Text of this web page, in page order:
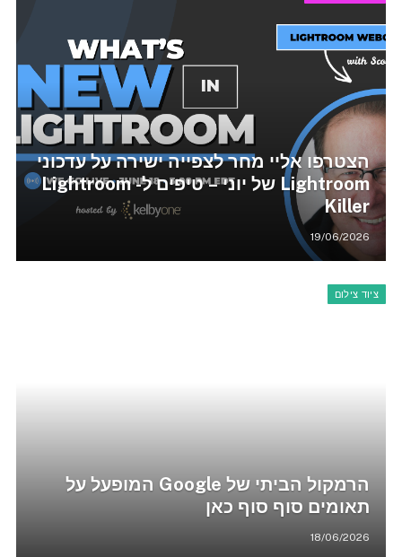
הצטרפו אליי מחר לצפייה ישירה על עדכוני
Lightroom של יוני – טיפים ל- Lightroom
Killer
19/06/2026
ציוד צילום
הרמקול הביתי של Google המופעל על
תאומים סוף סוף כאן
18/06/2026